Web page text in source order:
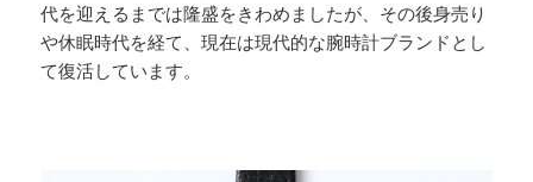
代を迎えるまでは隆盛をきわめましたが、その後身売り
や休眠時代を経て、現在は現代的な腕時計ブランドとし
て復活しています。